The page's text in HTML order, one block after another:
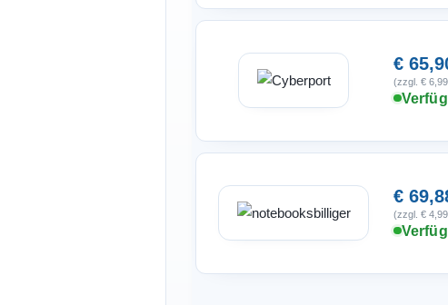
€
(zzgl. €
€
(zzgl. €